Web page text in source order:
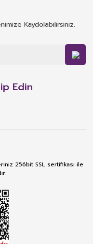
Kaydolabilirsiniz.
Edin
256bit SSL sertifikası ile